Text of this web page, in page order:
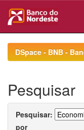
navigationDSpace - BNB -
Pesquisar
Pesquisar:
por